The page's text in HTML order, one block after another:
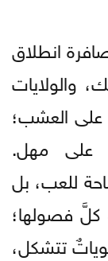
انطلاق
والولايات
على العشب؛
على مهل.
للعب، بل
كلَّ فصولها؛
تتشكل،